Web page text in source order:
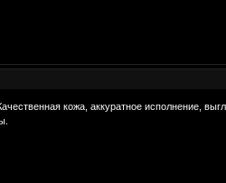
кожа, аккуратное исполнение,